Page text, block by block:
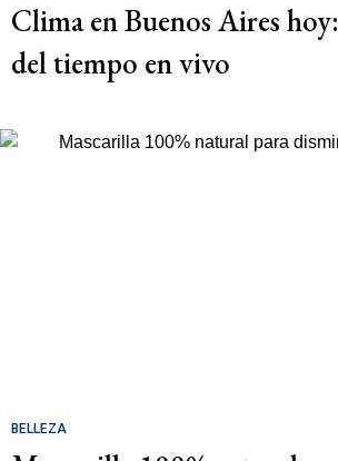
Clima en Buenos Aires
del tiempo en vivo
BELLEZA